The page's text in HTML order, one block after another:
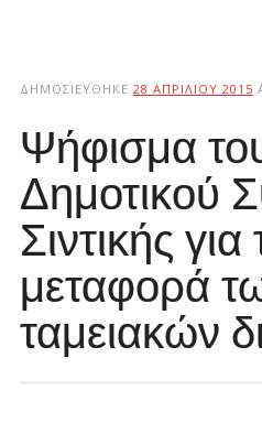
ΔΗΜΟΣΙΕΎΘΗΚΕ 28 ΑΠΡΙΛΊΟΥ 2015
Ψήφισμα
Δημοτικού
Σιντικής για
μεταφορά
ταμειακών